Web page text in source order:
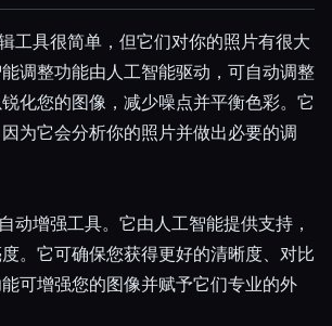
工具很简单，但它们对你的照片有很大
调整功能由人工智能驱动，可自动调整
化您的图像，减少噪点并平衡色彩。它
为它会分析你的照片并做出必要的调
动增强工具。它由人工智能提供支持，
。它可确保您获得更好的清晰度、对比
可增强您的图像并赋予它们专业的外